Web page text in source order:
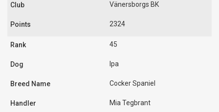
Vänersborgs BK
2324
45
Ipa
Cocker Spaniel
Mia Tegbrant